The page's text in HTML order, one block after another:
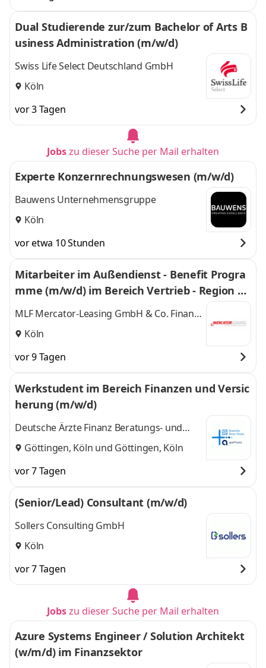
Dual Studierende zur/zum Bachelor of Arts B
usiness Administration (m/w/d)
Swiss Life Select Deutschland GmbH
Köln
vor 3 Tagen
Jobszu dieser Suche per Mail erhalten
Experte Konzernrechnungswesen (m/w/d)
Bauwens Unternehmensgruppe
Köln
vor etwa 10 Stunden
Mitarbeiter im Außendienst - Benefit Progra
mme (m/w/d) im Bereich Vertrieb - Region N
ordrhein - Westfalen
MLF Mercator-Leasing GmbH & Co. Finanz-
KGKöln
vor 9 Tagen
Werkstudent im Bereich Finanzen und Versic
herung (m/w/d)
Deutsche Ärzte Finanz Beratungs- und
Vermittlungs AG
Göttingen, Köln und Göttingen, Köln
vor 7 Tagen
(Senior/Lead) Consultant (m/w/d)
Sollers Consulting GmbH
Köln
vor 7 Tagen
Jobszu dieser Suche per Mail erhalten
Azure Systems Engineer / Solution Architekt
(w/m/d) im Finanzsektor